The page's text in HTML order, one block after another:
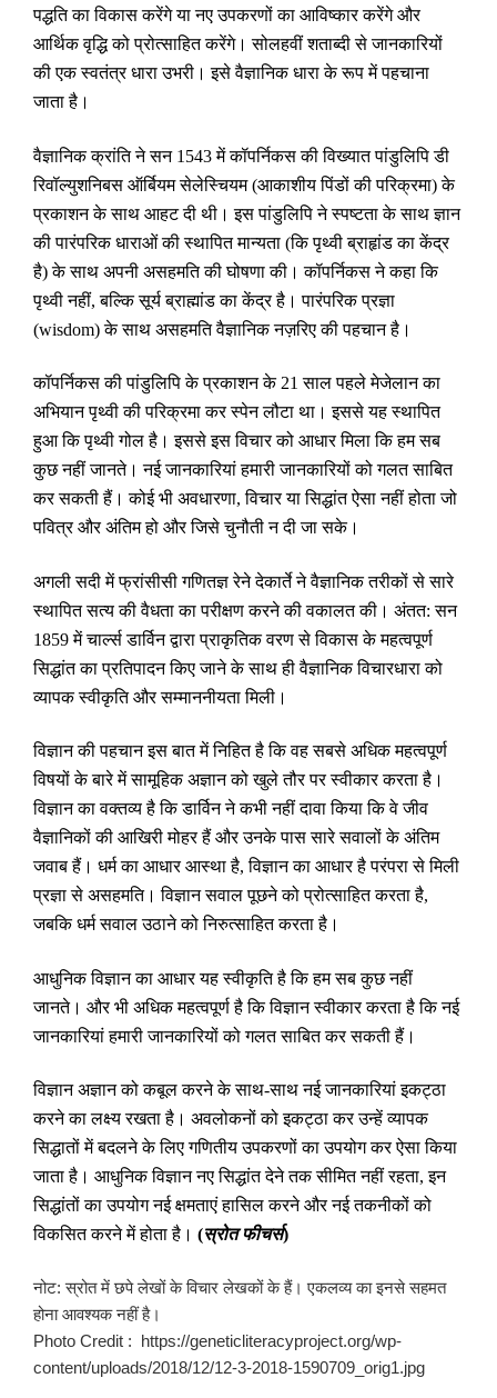
पद्धति का विकास करेंगे या नए उपकरणों का आविष्कार करेंगे और
आर्थिक वृद्धि को प्रोत्साहित करेंगे। सोलहवीं शताब्दी से जानकारियों
की एक स्वतंत्र धारा उभरी। इसे वैज्ञानिक धारा के रूप में पहचाना
जाता है।
वैज्ञानिक क्रांति ने सन 1543 में कॉपर्निकस की विख्यात पांडुलिपि डी
रिवॉल्युशनिबस ऑर्बियम सेलेस्चियम (आकाशीय पिंडों की परिक्रमा) के
प्रकाशन के साथ आहट दी थी। इस पांडुलिपि ने स्पष्टता के साथ ज्ञान
की पारंपरिक धाराओं की स्थापित मान्यता (कि पृथ्वी ब्राहृांड का केंद्र
है) के साथ अपनी असहमति की घोषणा की। कॉपर्निकस ने कहा कि
पृथ्वी नहीं,बल्कि सूर्य ब्राह्मांड का केंद्र है। पारंपरिक प्रज्ञा
(wisdom) के साथ असहमति वैज्ञानिक नज़रिए की पहचान है।
कॉपर्निकस की पांडुलिपि के प्रकाशन के 21 साल पहले मेजेलान का
अभियान पृथ्वी की परिक्रमा कर स्पेन लौटा था। इससे यह स्थापित
हुआ कि पृथ्वी गोल है। इससे इस विचार को आधार मिला कि हम सब
कुछ नहीं जानते। नई जानकारियां हमारी जानकारियों को गलत साबित
कर सकती हैं। कोई भी अवधारणा,विचार या सिद्धांत ऐसा नहीं होता जो
पवित्र और अंतिम हो और जिसे चुनौती न दी जा सके।
अगली सदी में फ्रांसीसी गणितज्ञ रेने देकार्ते ने वैज्ञानिक तरीकों से सारे
स्थापित सत्य की वैधता का परीक्षण करने की वकालत की। अंतत: सन
1859 में चार्ल्स डार्विन द्वारा प्राकृतिक वरण से विकास के महत्वपूर्ण
सिद्धांत का प्रतिपादन किए जाने के साथ ही वैज्ञानिक विचारधारा को
व्यापक स्वीकृति और सम्माननीयता मिली।
विज्ञान की पहचान इस बात में निहित है कि वह सबसे अधिक महत्वपूर्ण
विषयों के बारे में सामूहिक अज्ञान को खुले तौर पर स्वीकार करता है।
विज्ञान का वक्तव्य है कि डार्विन ने कभी नहीं दावा किया कि वे जीव
वैज्ञानिकों की आखिरी मोहर हैं और उनके पास सारे सवालों के अंतिम
जवाब हैं। धर्म का आधार आस्था है,विज्ञान का आधार है परंपरा से मिली
प्रज्ञा से असहमति। विज्ञान सवाल पूछने को प्रोत्साहित करता है,
जबकि धर्म सवाल उठाने को निरुत्साहित करता है।
आधुनिक विज्ञान का आधार यह स्वीकृति है कि हम सब कुछ नहीं
जानते। और भी अधिक महत्वपूर्ण है कि विज्ञान स्वीकार करता है कि नई
जानकारियां हमारी जानकारियों को गलत साबित कर सकती हैं।
विज्ञान अज्ञान को कबूल करने के साथ-साथ नई जानकारियां इकट्ठा
करने का लक्ष्य रखता है। अवलोकनों को इकट्ठा कर उन्हें व्यापक
सिद्धातों में बदलने के लिए गणितीय उपकरणों का उपयोग कर ऐसा किया
जाता है। आधुनिक विज्ञान नए सिद्धांत देने तक सीमित नहीं रहता,इन
सिद्धांतों का उपयोग नई क्षमताएं हासिल करने और नई तकनीकों को
विकसित करने में होता है। (स्रोत फीचर्स)
नोट: स्रोत में छपे लेखों के विचार लेखकों के हैं। एकलव्य का इनसे सहमत
होना आवश्यक नहीं है।
Photo Credit : https://geneticliteracyproject.org/wp-
content/uploads/2018/12/12-3-2018-1590709_orig1.jpg